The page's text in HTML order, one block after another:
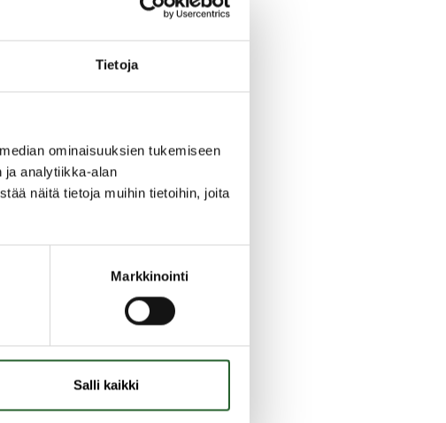
Tietoja
ominaisuuksien tukemiseen
ja analytiikka-alan
näitä tietoja muihin tietoihin, joita
Markkinointi
Salli kaikki